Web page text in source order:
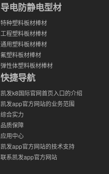
导电防静电型材
特种塑料板材棒材
工程塑料板材棒材
通用塑料板材棒材
氟塑料板材棒材
弹性体塑料板材棒材
快捷导航
凯发k8国际官网首页入口的介绍
凯发app官方网站的业务范围
综合实力
品质保障
应用中心
凯发app官方网站的技术支持
联系凯发app官方网站